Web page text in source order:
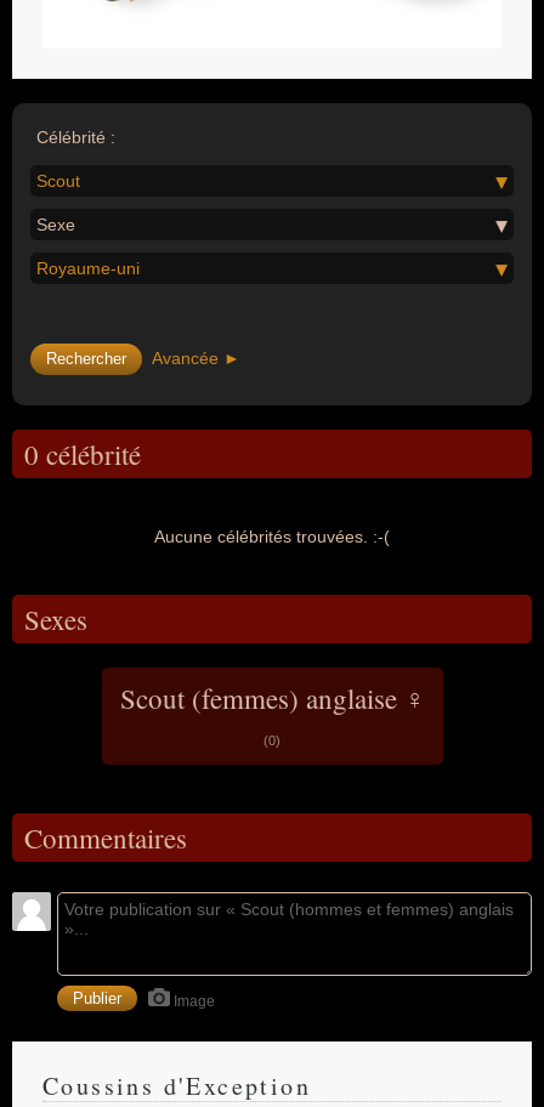
Célébrité :
Scout
Sexe
Royaume-uni
Avancée ►
0 célébrité
Aucune célébrités trouvées. :-(
Sexes
Scout (femmes) anglaise ♀
(0)
Commentaires
Image
Coussins d'Exception